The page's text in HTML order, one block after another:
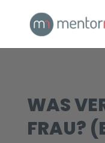
WAS
FRAU?